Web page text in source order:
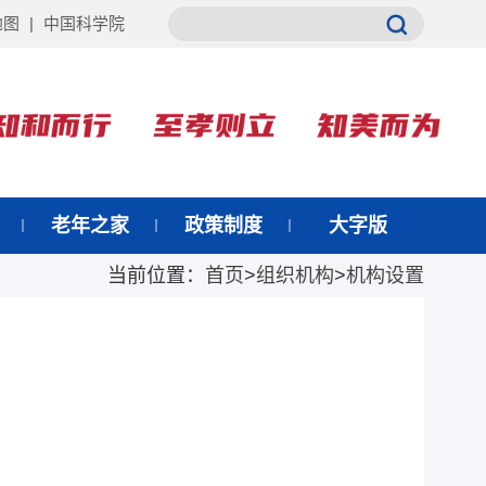
| 中国科学院
老年之家 政策制度 大字版
当前位置： 首页>组织机构>机构设置